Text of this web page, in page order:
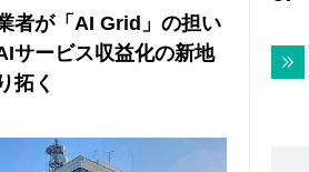
者が「AI Grid」の担い
ービス収益化の新地
拓く